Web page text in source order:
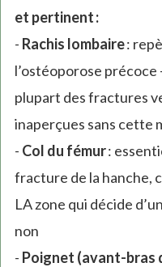
et pertinent :
- Rachis lombaire:
l’ostéoporose précoce
plupart des fractures
inaperçues sans cette
- Col du fémur:
fracture de la hanche,
LA zone qui décide
non
- Poignet (avant-bras